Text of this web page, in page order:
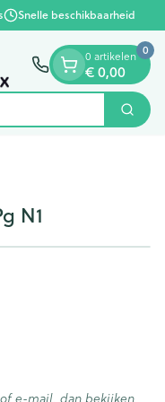
Snelle beschikbaarheid
Zoek
0 artikelen
€ 0,00
0
N1
e-mail, dan bekijken